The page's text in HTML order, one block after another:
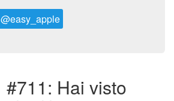
@easy_apple
#711: Hai visto